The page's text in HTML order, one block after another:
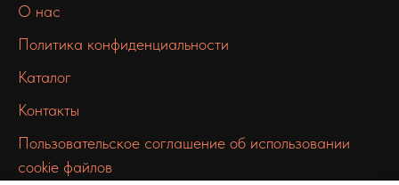
О нас
Политика конфиденциальности
Каталог
Контакты
Пользовательское соглашение об использовании
cookie файлов